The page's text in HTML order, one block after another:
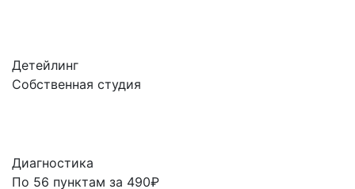
Детейлинг
Собственная студия
Диагностика
По 56 пунктам за 490₽